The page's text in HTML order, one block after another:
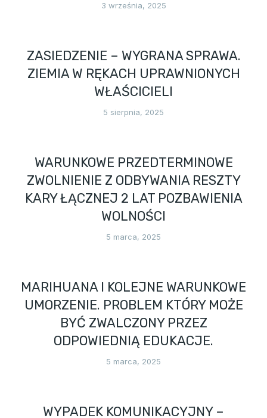
3 września, 2025
ZASIEDZENIE – WYGRANA SPRAWA.
ZIEMIA W RĘKACH UPRAWNIONYCH
WŁAŚCICIELI
5 sierpnia, 2025
WARUNKOWE PRZEDTERMINOWE
ZWOLNIENIE Z ODBYWANIA RESZTY
KARY ŁĄCZNEJ 2 LAT POZBAWIENIA
WOLNOŚCI
5 marca, 2025
MARIHUANA I KOLEJNE WARUNKOWE
UMORZENIE. PROBLEM KTÓRY MOŻE
BYĆ ZWALCZONY PRZEZ
ODPOWIEDNIĄ EDUKACJE.
5 marca, 2025
WYPADEK KOMUNIKACYJNY –